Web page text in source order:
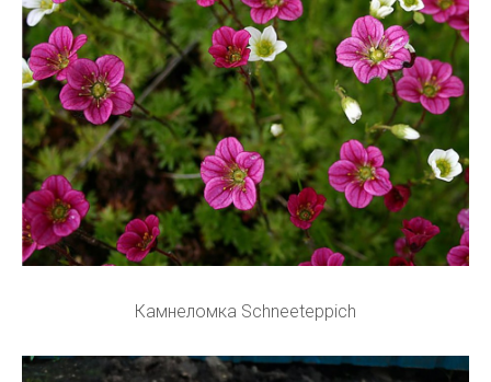
Камнеломка Schneeteppich